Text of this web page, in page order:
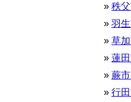
秩
羽
草
蓮
蕨
行